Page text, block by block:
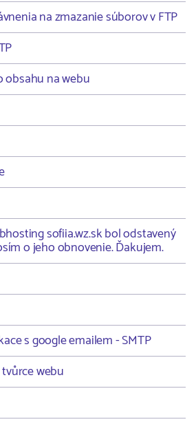
na zmazanie súborov v FTP
obsahu na webu
sofiia.wz.sk bol odstavený
o jeho obnovenie. Ďakujem.
s google emailem - SMTP
webu